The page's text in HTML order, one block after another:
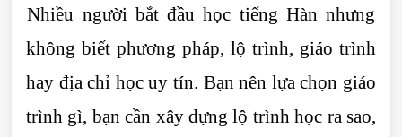
Nhiều người bắt đầu học tiếng Hàn nhưng
không biết phương pháp, lộ trình, giáo trình
hay địa chỉ học uy tín. Bạn nên lựa chọn giáo
trình gì, bạn cần xây dựng lộ trình học ra sao,